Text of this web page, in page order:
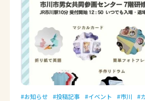
お知らせ 投稿記事 イベント 市川